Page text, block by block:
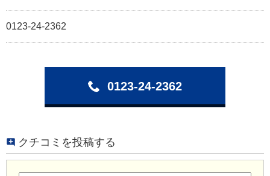
0123-24-2362
0123-24-2362
クチコミを投稿する